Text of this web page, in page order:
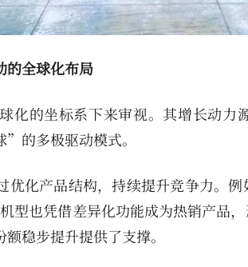
全球化布局
化的坐标系下来审视。其增长动
的多极驱动模式。
优化产品结构，持续提升竞争力。
型也凭借差异化功能成为热销产品
稳步提升提供了支撑。